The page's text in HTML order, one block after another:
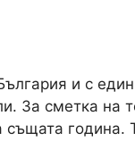
и с
За сметка на
същата